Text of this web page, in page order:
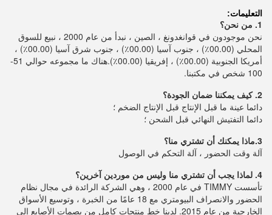
التعليمات:
1. من نحن؟
أمريكا الجنوبية (00.00٪) ، إفريقيا (00.00٪).هناك ما مجموعه حوالي 51-
100 شخص في مكتبنا.
2. كيف يمكننا ضمان الجودة؟
دائما عينة ما قبل الإنتاج قبل الإنتاج الضخم ؛
دائما التفتيش النهائي قبل الشحن ؛
3.ماذا يمكنك أن تشتري منا؟
آلة وقت الحضور ، آلة التحكم في الوصول
4. لماذا يجب أن تشتري منا وليس من موردين آخرين؟